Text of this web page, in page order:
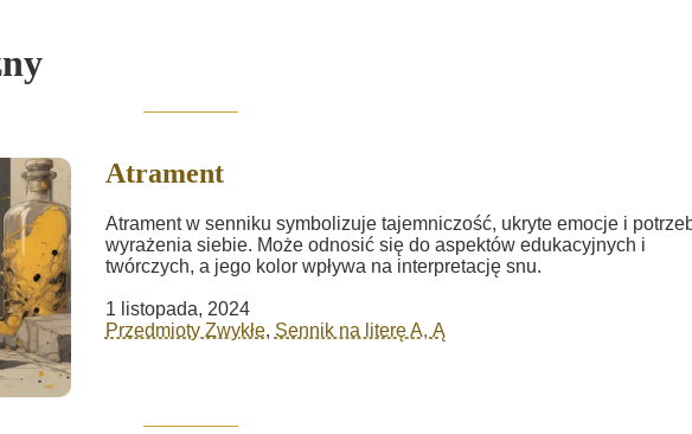
Atrament
Atrament w senniku symbolizuje tajemniczość, ukryte emocje i
wyrażenia siebie. Może odnosić się do aspektów edukacyjnych i
twórczych, a jego kolor wpływa na interpretację snu.
1 listopada, 2024
Przedmioty Zwykłe, Sennik na literę A, Ą